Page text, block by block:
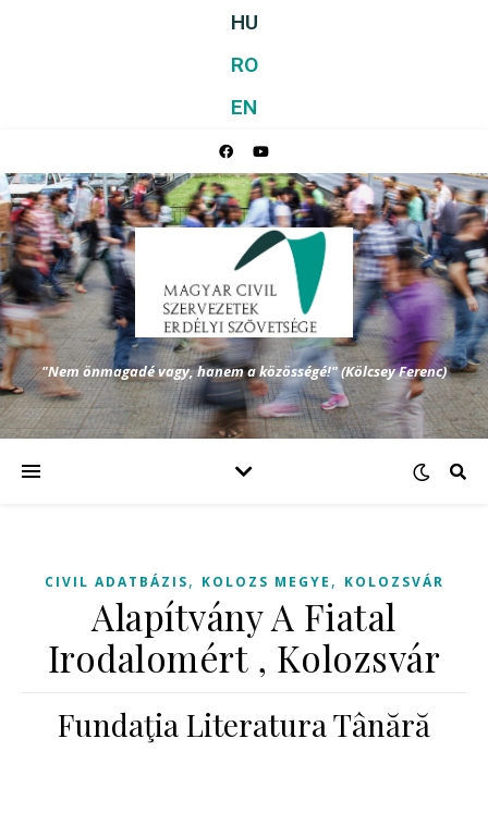
HU
RO
EN
"Nem önmagadé vagy, hanem a közösségé!" (Kölcsey Ferenc)
CIVIL ADATBÁZIS, KOLOZS MEGYE , KOLOZSVÁR
Alapítvány A Fiatal
Irodalomért , Kolozsvár
Fundaţia Literatura Tânără